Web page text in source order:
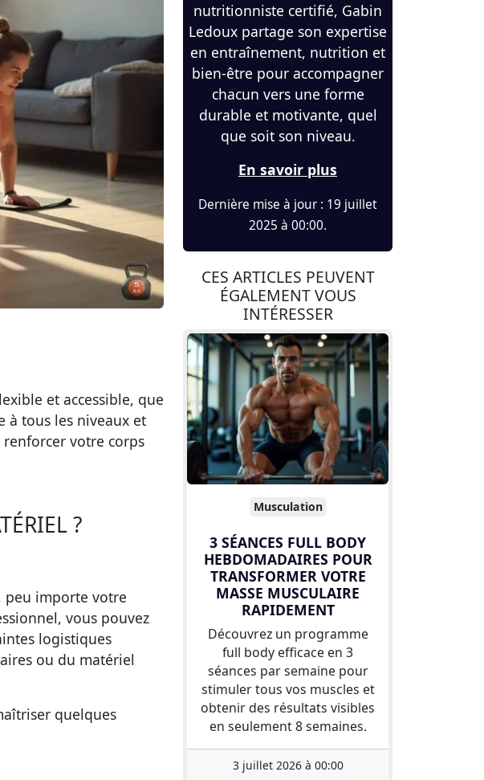
et accessible, que
à tous les niveaux et
votre corps
?
peu importe votre
vous pouvez
logistiques
ou du matériel
quelques
nutritionniste certifié, Gabin
Ledoux partage son expertise
en entraînement, nutrition et
bien-être pour accompagner
chacun vers une forme
durable et motivante, quel
que soit son niveau.
En savoir plus
Dernière mise à jour : 19 juillet
2025 à 00:00.
CES ARTICLES PEUVENT
ÉGALEMENT VOUS
INTÉRESSER
Musculation
3 SÉANCES FULL BODY
HEBDOMADAIRES POUR
TRANSFORMER VOTRE
MASSE MUSCULAIRE
RAPIDEMENT
Découvrez un programme
full body efficace en 3
séances par semaine pour
stimuler tous vos muscles et
obtenir des résultats visibles
en seulement 8 semaines.
3 juillet 2026 à 00:00